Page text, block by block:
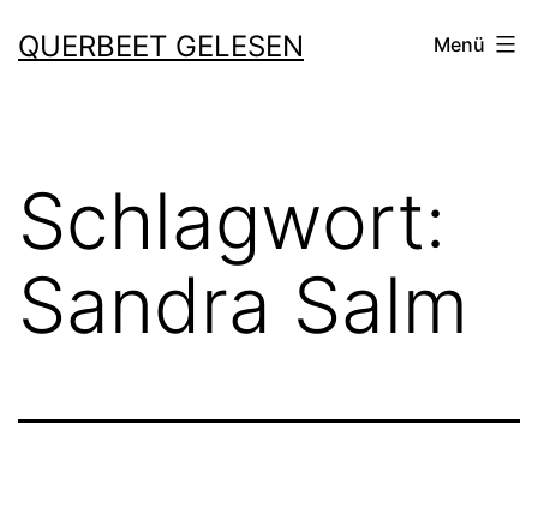
Inhalt
QUERBEET GELESEN Menü
Schlagwort:
Sandra Salm